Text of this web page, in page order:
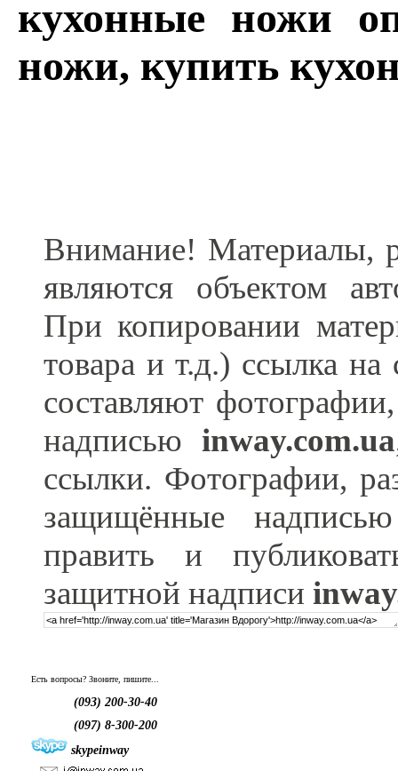
кухонные ножи
ножи, купить
Внимание! Материалы,
являются объектом
При копировании
товара и т.д.) ссылка на
составляют
надписью inway.com.ua
ссылки. Фотографии,
защищённые
править и
защитной надписи
Есть вопросы? Звоните, пишите...
(093) 200-30-40
(097) 8-300-200
skypeinway